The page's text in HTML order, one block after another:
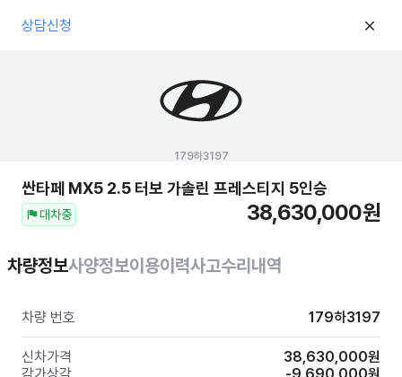
상담신청
179하3197
싼타페 MX5 2.5 터보 가솔린 프레스티지 5인승
대차중 38,630,000원
차량정보사양정보이용이력사고수리내역
차량 번호 179하3197
신차가격 38,630,000원